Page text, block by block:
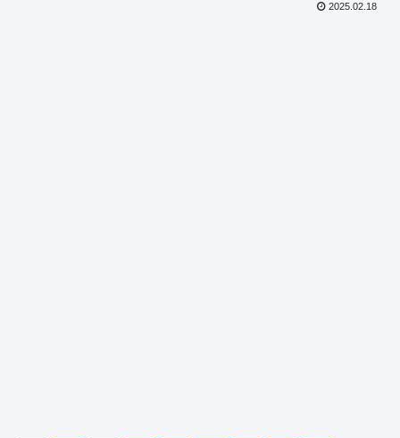
2025.02.18